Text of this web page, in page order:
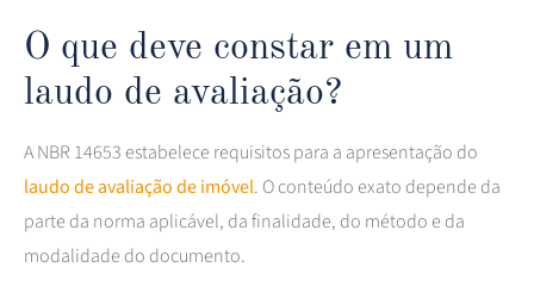
O que deve constar em um
laudo de avaliação?
A NBR 14653 estabelece requisitos para a apresentação do
laudo de avaliação de imóvel. O conteúdo exato depende da
parte da norma aplicável, da finalidade, do método e da
modalidade do documento.